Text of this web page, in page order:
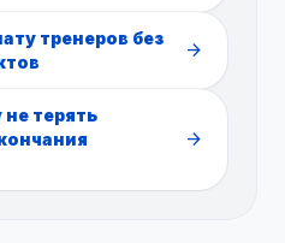
тренеров без
arrow_forward
терять
arrow_forward